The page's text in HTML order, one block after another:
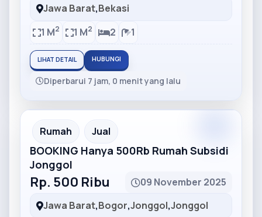
Jawa Barat,Bekasi
1 M2 1 M2 2 1
LIHAT DETAIL HUBUNGI
Diperbarui 7 jam, 0 menit yang lalu
Partner Ad
Rumah Jual
BOOKING Hanya 500Rb Rumah Subsidi
Jonggol
Rp. 500 Ribu
09 November 2025
Jawa Barat,Bogor,Jonggol,Jonggol